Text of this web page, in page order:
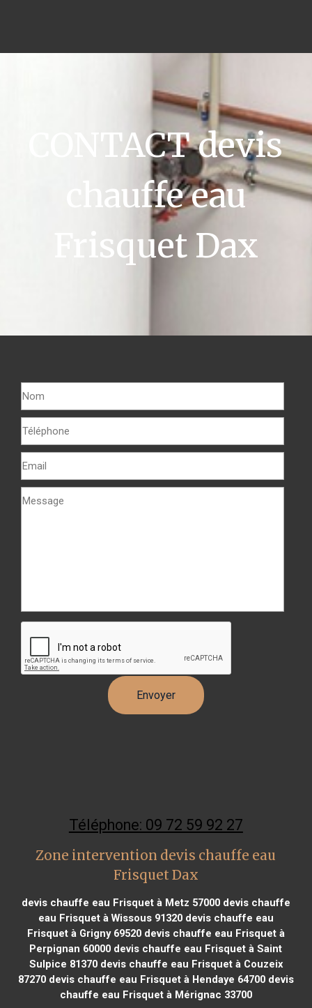
CONTACT devis
chauffe eau
Frisquet Dax
Téléphone: 09 72 59 92 27
Zone intervention devis chauffe eau
Frisquet Dax
devis chauffe eau Frisquet à Metz 57000devis chauffe
eau Frisquet à Wissous 91320devis chauffe eau
Frisquet à Grigny 69520devis chauffe eau Frisquet à
Perpignan 60000 devis chauffe eau Frisquet à Saint
Sulpice 81370devis chauffe eau Frisquet à Couzeix
87270devis chauffe eau Frisquet à Hendaye 64700devis
chauffe eau Frisquet à Mérignac 33700